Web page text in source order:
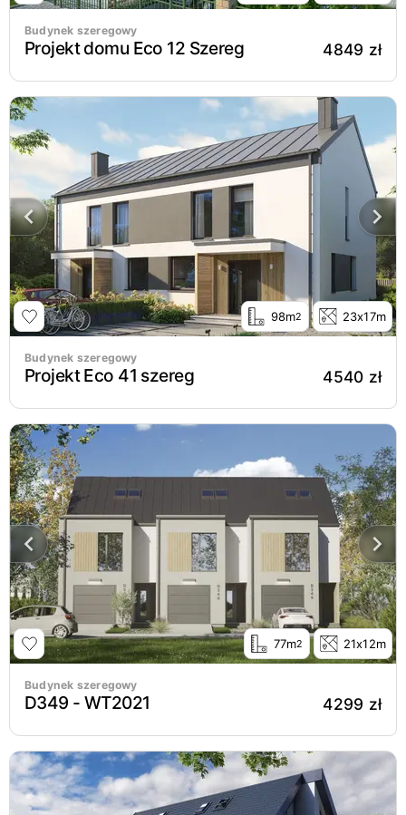
Budynek szeregowy
Projekt domu Eco 12 Szereg 4849 zł
98m2 23x17m
Budynek szeregowy
Projekt Eco 41 szereg 4540 zł
77m2 21x12m
Budynek szeregowy
D349 - WT2021 4299 zł